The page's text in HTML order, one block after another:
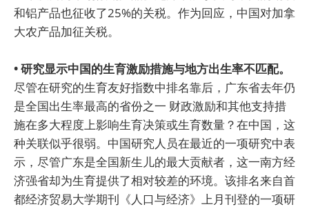
和铝产品也征收了25%的关税。作为回应，中国对加拿
大农产品加征关税。
• 研究显示中国的生育激励措施与地方出生率不匹配。
尽管在研究的生育友好指数中排名靠后，广东省去年仍
是全国出生率最高的省份之一 财政激励和其他支持措
施在多大程度上影响生育决策或生育数量？在中国，这
种关联似乎很弱。中国研究人员在最近的一项研究中表
示，尽管广东是全国新生儿的最大贡献者，这一南方经
济强省却为生育提供了相对较差的环境。该排名来自首
都经济贸易大学期刊《人口与经济》上月刊登的一项研